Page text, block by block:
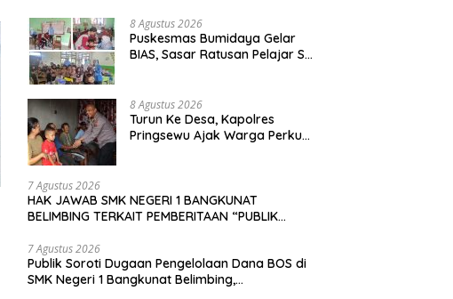
8 Agustus 2026
‎Puskesmas Bumidaya Gelar
BIAS, Sasar Ratusan Pelajar SD
8 Agustus 2026
Turun Ke Desa, Kapolres
Pringsewu Ajak Warga Perkuat
7 Agustus 2026
HAK JAWAB SMK NEGERI 1 BANGKUNAT
BELIMBING TERKAIT PEMBERITAAN “PUBLIK
SMK NEGERI 1 BANGKUNAT BELIMBING,
TRANSPARANSI ANGGARAN JADI PERHATIAN” DI
UNGKAPKASUS.ID TANGGAL 7 AGUSTUS 2026
7 Agustus 2026
Publik Soroti Dugaan Pengelolaan Dana BOS di
SMK Negeri 1 Bangkunat Belimbing,